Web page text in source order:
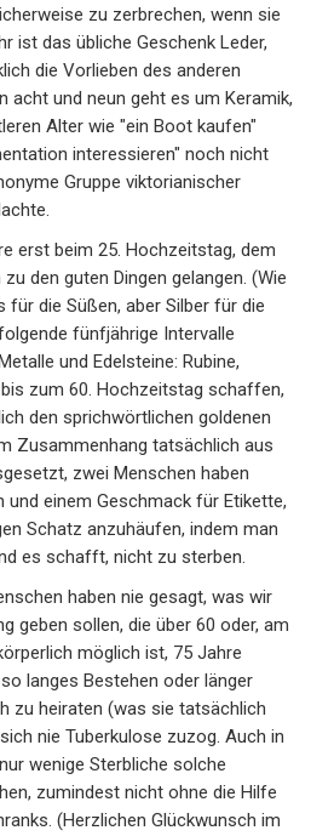
zu zerbrechen, wenn sie
ist das übliche Geschenk Leder,
die Vorlieben des anderen
acht und neun geht es um Keramik,
Alter wie "ein Boot kaufen"
interessieren" noch nicht
Gruppe viktorianischer
erst beim 25. Hochzeitstag, dem
den guten Dingen gelangen. (Wie
die Süßen, aber Silber für die
fünfjährige Intervalle
und Edelsteine: Rubine,
zum 60. Hochzeitstag schaffen,
den sprichwörtlichen goldenen
Zusammenhang tatsächlich aus
zwei Menschen haben
und einem Geschmack für Etikette,
Schatz anzuhäufen, indem man
es schafft, nicht zu sterben.
haben nie gesagt, was wir
geben sollen, die über 60 oder, am
möglich ist, 75 Jahre
langes Bestehen oder länger
zu heiraten (was sie tatsächlich
nie Tuberkulose zuzog. Auch in
wenige Sterbliche solche
zumindest nicht ohne die Hilfe
(Herzlichen Glückwunsch im